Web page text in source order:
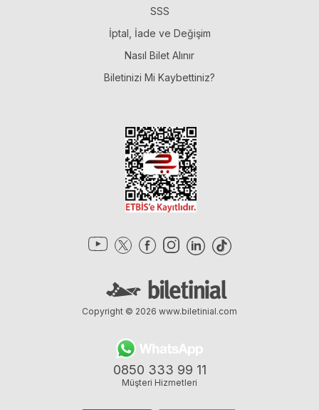
SSS
İptal, İade ve Değişim
Nasıl Bilet Alınır
Biletinizi Mi Kaybettiniz?
0850 333 99 11
Müşteri Hizmetleri
Copyright © 2026 www.biletinial.com